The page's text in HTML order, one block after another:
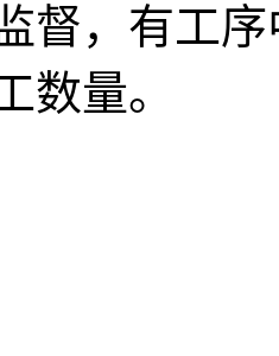
督，有工
数量。